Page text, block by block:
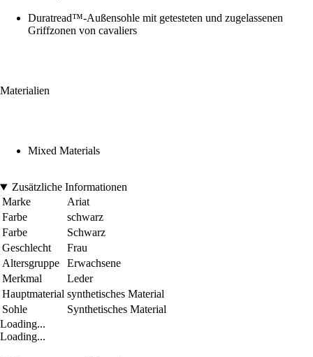
Duratread™-Außensohle mit getesteten und zugelassenen
Griffzonen von cavaliers
Materialien
Mixed Materials
Zusätzliche Informationen
Marke
Ariat
Farbe
schwarz
Farbe
Schwarz
Geschlecht
Frau
Altersgruppe
Erwachsene
Merkmal
Leder
Hauptmaterial synthetisches Material
Sohle
Synthetisches Material
Loading...
Loading...